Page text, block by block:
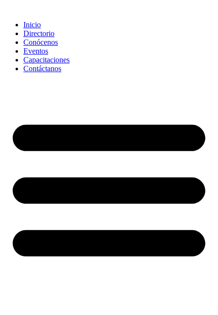
contenido
Inicio
Directorio
Conócenos
Eventos
Capacitaciones
Contáctanos